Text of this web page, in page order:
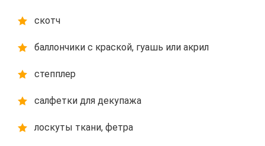
скотч
баллончики с краской, гуашь или акрил
степплер
салфетки для декупажа
лоскуты ткани, фетра